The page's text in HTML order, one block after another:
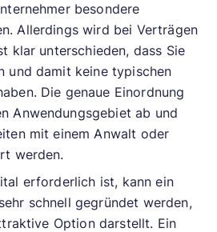
besondere
Allerdings wird bei Verträgen
klar unterschieden, dass Sie
und damit keine typischen
Die genaue Einordnung
Anwendungsgebiet ab und
mit einem Anwalt oder
werden.
erforderlich ist, kann ein
schnell gegründet werden,
Option darstellt. Ein